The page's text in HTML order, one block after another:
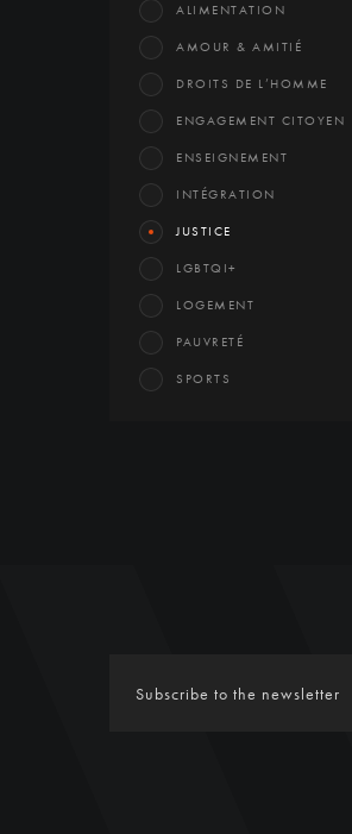
ALIMENTATION
AMOUR & AMITIÉ
DROITS DE L’HOMME
ENGAGEMENT CITOYEN
ENSEIGNEMENT
INTÉGRATION
JUSTICE
LGBTQI+
LOGEMENT
PAUVRETÉ
SPORTS